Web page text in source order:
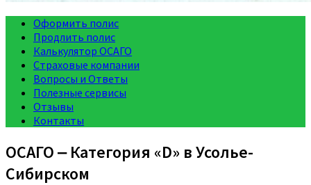
Оформить полис
Продлить полис
Калькулятор ОСАГО
Страховые компании
Вопросы и Ответы
Полезные сервисы
Отзывы
Контакты
ОСАГО ‒ Категория «D» в Усолье-
Сибирском